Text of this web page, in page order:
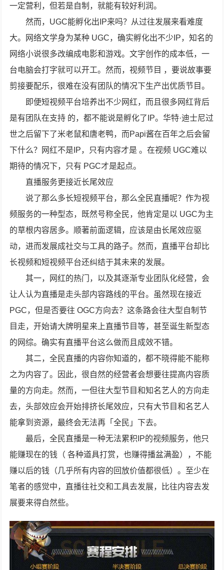
一定营利，但若是自制，就能有较好利润。
然而，UGC能孵化出IP来吗？从过往发展来看难度
大。网络文学身为某种 UGC，确实孵化出不少IP，知名的
网络小说很多改编成电影和游戏。文字创作的成本低，一
台电脑会打字就可以开工。然而，视频节目 ，要说故事要
剪接要配乐，很难在没有团队的情况下生产出优质节目。
即便短视频平台培养出不少网红，而且很多网红背后
是有团队在支持 的，都不能说是孵化了IP。华特·迪士尼过
世之后留下了米老鼠和唐老鸭，而Papi酱在百年之后会留
下什么？网红不是IP，只有内容才是 。在视频 UGC难以
期待的情况下，只有 PGC才是起点。
直播服务更接近长尾效应
说了那么多长短视频平台，那么全民直播呢？作为视
频服务的一种型态，既然号称全民，他肯定是以 UGC为主
的草根内容居多。顺著前面逻辑，应该是由长尾效应驱
动，进而发展成社交与工具的路子。然而，直播平台却比
长视频和短视频平台还纠结于其未来的发展。
其一，网红的热门，以及其逐渐专业团队化经营，会
让人认为直播是走头部内容路线的平台。虽然现在接近
PGC，但是否要往 OGC方向去？这条路会往大型自制节
目走，开始请大牌明星来上直播节目等，甚至诞生新型态
的网综。确实有直播平台这么做而且成效不错。
其二，全民直播的内容你知道的，都不晓得能不能称
之为内容了。因此，很自然的经营者会想要往提高内容质
量的方向走。然而，一但往大型节目和知名艺人的方向走
去，头部效应会开始排挤长尾效应，只有大节目和名艺人
能拿到资源，最终会无法再「全民」下去。
最后，全民直播是一种无法累积IP的视频服务，他只
能赚现在的钱（ 各种道具打赏，也赚得播盆满盈），不能
赚以后的钱（几乎所有内容的回放价值都很低）。至少在
笔者的感觉中，直播往社交和工具去发展，比往内容去发
展要来得自然些。